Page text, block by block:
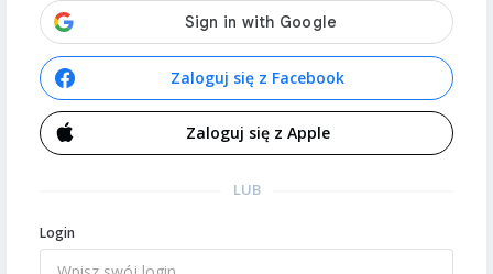
Zaloguj się z Facebook
Zaloguj się z Apple
LUB
Login